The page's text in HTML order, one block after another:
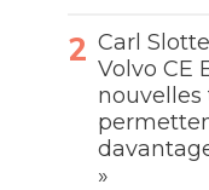
Carl
Volvo CE
»